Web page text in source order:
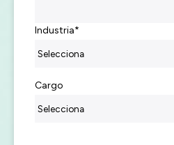
Industria*
Cargo